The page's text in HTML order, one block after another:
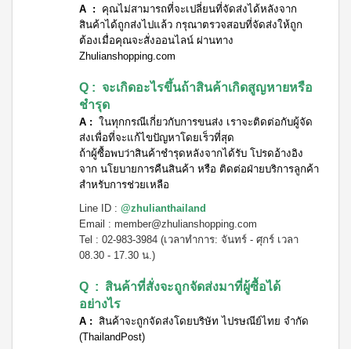
A : คุณไม่สามารถที่จะเปลี่ยนที่จัดส่งได้หลังจาก
สินค้าได้ถูกส่งไปแล้ว กรุณาตรวจสอบที่จัดส่งให้ถูก
ต้องเมื่อคุณจะสั่งออนไลน์ ผ่านทาง
Zhulianshopping.com
Q : จะเกิดอะไรขึ้นถ้าสินค้าเกิดสูญหายหรือ
ชำรุด
A : ในทุกกรณีเกี่ยวกับการขนส่ง เราจะติดต่อกับผู้จัด
ส่งเพื่อที่จะแก้ไขปัญหาโดยเร็วที่สุด
ถ้าผู้ซื้อพบว่าสินค้าชำรุดหลังจากได้รับ โปรดอ้างอิง
จาก นโยบายการคืนสินค้า หรือ ติดต่อฝ่ายบริการลูกค้า
สำหรับการช่วยเหลือ
Line ID : @zhulianthailand
Email : member@zhulianshopping.com
Tel : 02-983-3984 (เวลาทำการ: จันทร์ - ศุกร์ เวลา
08.30 - 17.30 น.)
Q : สินค้าที่สั่งจะถูกจัดส่งมาที่ผู้ซื้อได้
อย่างไร
A :
สินค้าจะถูกจัดส่งโดยบริษัท ไปรษณีย์ไทย จำกัด
(ThailandPost)